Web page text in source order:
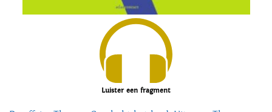
Luister een fragment